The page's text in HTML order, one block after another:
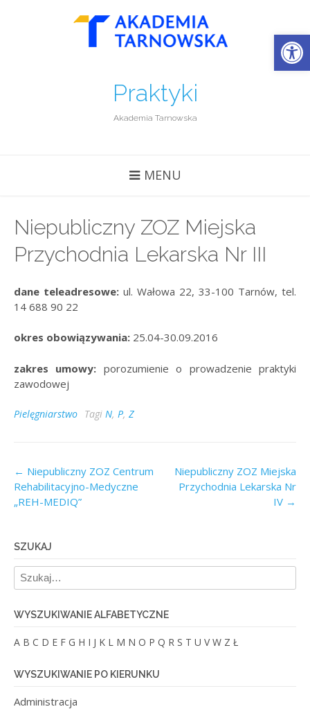
Praktyki
Akademia Tarnowska
MENU
Niepubliczny ZOZ Miejska
Przychodnia Lekarska Nr III
dane teleadresowe: ul. Wałowa 22, 33-100 Tarnów, tel.
14 688 90 22
okres obowiązywania: 25.04-30.09.2016
zakres umowy: porozumienie o prowadzenie praktyki
zawodowej
Pielęgniarstwo Tagi N, P, Z
Post
navigation
← Niepubliczny ZOZ Centrum
Rehabilitacyjno-Medyczne
„REH-MEDIQ”
Niepubliczny ZOZ Miejska
Przychodnia Lekarska Nr
IV →
SZUKAJ
WYSZUKIWANIE ALFABETYCZNE
A B C D E F G H I J K L M N O P Q R S T U V W Z Ł
WYSZUKIWANIE PO KIERUNKU
Administracja